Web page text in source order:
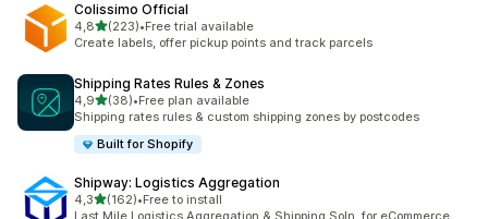
Colissimo Official
4,8av 5 stjerner
(223)
Totalt 223 omtaler
•Free trial available
Create labels, offer pickup points and track parcels
Shipping Rates Rules & Zones
4,9av 5 stjerner
(38)
Totalt 38 omtaler
•Free plan available
Shipping rates rules & custom shipping zones by postcodes
Built for Shopify
Shipway: Logistics Aggregation
4,3av 5 stjerner
(162)
Totalt 162 omtaler
•Free to install
Last Mile Logistics Aggregation & Shipping Soln. for eCommerce